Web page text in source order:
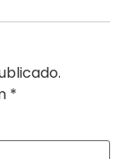
*